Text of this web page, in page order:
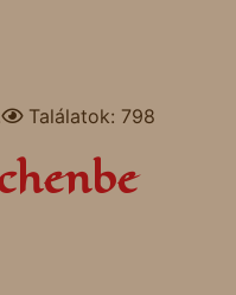
Találatok: 798